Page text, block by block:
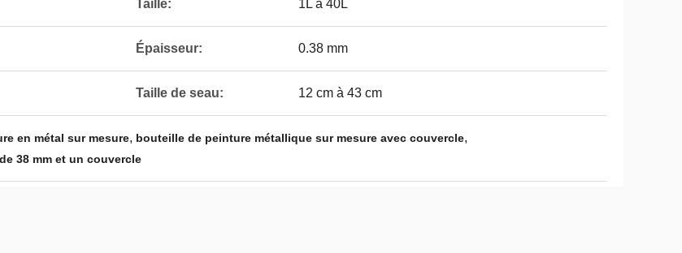
Taille: 1L à 40L
Épaisseur: 0.38 mm
Taille de seau: 12 cm à 43 cm
en métal sur mesure, bouteille de peinture métallique sur mesure avec couvercle,
38 mm et un couvercle